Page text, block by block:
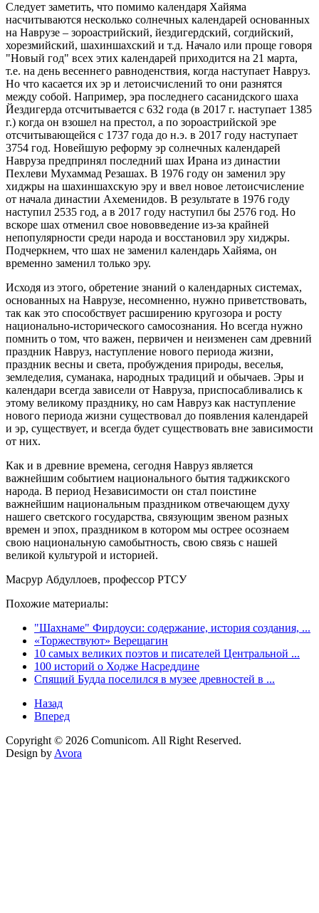
Следует заметить, что помимо календаря Хайяма
насчитываются несколько солнечных календарей основанных
на Наврузе – зороастрийский, йездигердский, согдийский,
хорезмийский, шахиншахский и т.д. Начало или проще говоря
"Новый год" всех этих календарей приходится на 21 марта,
т.е. на день весеннего равноденствия, когда наступает Навруз.
Но что касается их эр и летоисчислений то они разнятся
между собой. Например, эра последнего сасанидского шаха
Йездигерда отсчитывается с 632 года (в 2017 г. наступает 1385
г.) когда он взошел на престол, а по зороастрийской эре
отсчитывающейся с 1737 года до н.э. в 2017 году наступает
3754 год. Новейшую реформу эр солнечных календарей
Навруза предпринял последний шах Ирана из династии
Пехлеви Мухаммад Резашах. В 1976 году он заменил эру
хиджры на шахиншахскую эру и ввел новое летоисчисление
от начала династии Ахеменидов. В результате в 1976 году
наступил 2535 год, а в 2017 году наступил бы 2576 год. Но
вскоре шах отменил свое нововведение из-за крайней
непопулярности среди народа и восстановил эру хиджры.
Подчеркнем, что шах не заменил календарь Хайяма, он
временно заменил только эру.
Исходя из этого, обретение знаний о календарных системах,
основанных на Наврузе, несомненно, нужно приветствовать,
так как это способствует расширению кругозора и росту
национально-исторического самосознания. Но всегда нужно
помнить о том, что важен, первичен и неизменен сам древний
праздник Навруз, наступление нового периода жизни,
праздник весны и света, пробуждения природы, веселья,
земледелия, суманака, народных традиций и обычаев. Эры и
календари всегда зависели от Навруза, приспосабливались к
этому великому празднику, но сам Навруз как наступление
нового периода жизни существовал до появления календарей
и эр, существует, и всегда будет существовать вне зависимости
от них.
Как и в древние времена, сегодня Навруз является
важнейшим событием национального бытия таджикского
народа. В период Независимости он стал поистине
важнейшим национальным праздником отвечающем духу
нашего светского государства, связующим звеном разных
времен и эпох, праздником в котором мы острее осознаем
свою национальную самобытность, свою связь с нашей
великой культурой и историей.
Масрур Абдуллоев, профессор РТСУ
Похожие материалы:
"Шахнаме" Фирдоуси: содержание, история создания, ...
«Торжествуют» Верещагин
10 самых великих поэтов и писателей Центральной ...
100 историй о Ходже Насреддине
Cпящий Будда поселился в музее древностей в ...
Назад
Вперед
Copyright © 2026 Comunicom. All Right Reserved.
Design byAvora